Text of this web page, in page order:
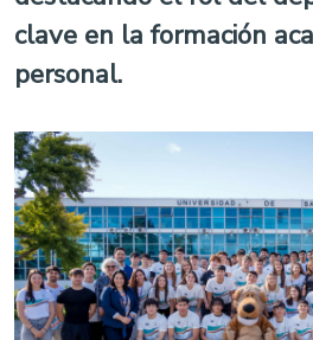
clave en la formación
personal.